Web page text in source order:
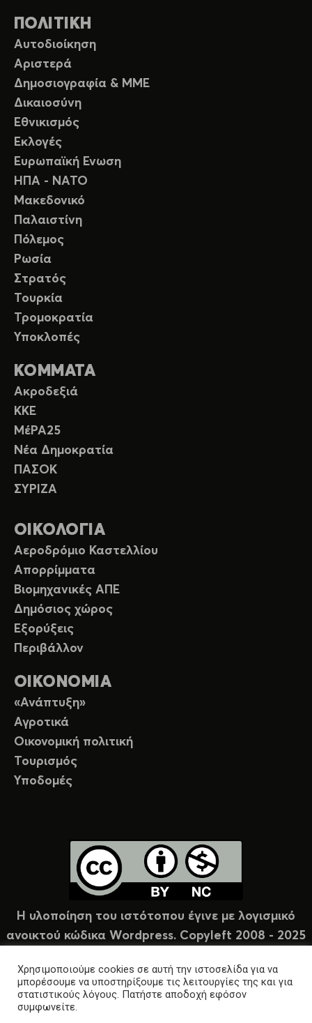
ΠΟΛΙΤΙΚΗ
Αυτοδιοίκηση
Αριστερά
Δημοσιογραφία & ΜΜΕ
Δικαιοσύνη
Εθνικισμός
Εκλογές
Ευρωπαϊκή Ενωση
ΗΠΑ - ΝΑΤΟ
Μακεδονικό
Παλαιστίνη
Πόλεμος
Ρωσία
Στρατός
Τουρκία
Τρομοκρατία
Υποκλοπές
ΚΟΜΜΑΤΑ
Ακροδεξιά
ΚΚΕ
ΜέΡΑ25
Νέα Δημοκρατία
ΠΑΣΟΚ
ΣΥΡΙΖΑ
ΟΙΚΟΛΟΓΙΑ
Αεροδρόμιο Καστελλίου
Απορρίμματα
Βιομηχανικές ΑΠΕ
Δημόσιος χώρος
Εξορύξεις
Περιβάλλον
ΟΙΚΟΝΟΜΙΑ
«Ανάπτυξη»
Αγροτικά
Οικονομική πολιτική
Τουρισμός
Υποδομές
Η υλοποίηση του ιστότοπου έγινε με λογισμικό
ανοικτού κώδικα Wordpress. Copyleft 2008 - 2025
Χρησιμοποιούμε cookies σε αυτή την ιστοσελίδα για να
μπορέσουμε να υποστηρίξουμε τις λειτουργίες της και για
στατιστικούς λόγους. Πατήστε αποδοχή εφόσον
συμφωνείτε.